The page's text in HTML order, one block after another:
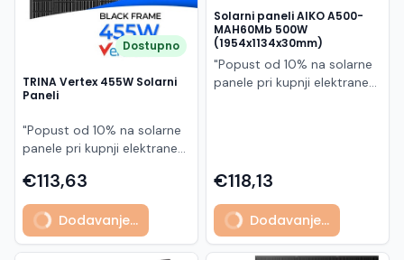
Dostupno
TRINA Vertex 455W Solarni
Paneli
"Popust od 10% na solarne
panele pri kupnji elektrane
Model TSM-455NEG9R.28
predstavlja napredni
glass/glass N-type solarni
modul s visokom
učinkovitošću, dugim
€113,63
Dodavanje...
Solarni paneli AIKO A500-
MAH60Mb 500W
(1954x1134x30mm)
"Popust od 10% na solarne
panele pri kupnji elektrane
500 W iz Neostar 2S serije,
baziran na naprednoj N-
type ABC (All Back Contact)
tehnologiji. Ovaj panel je
namijenjen za moderne
€118,13
Dodavanje...